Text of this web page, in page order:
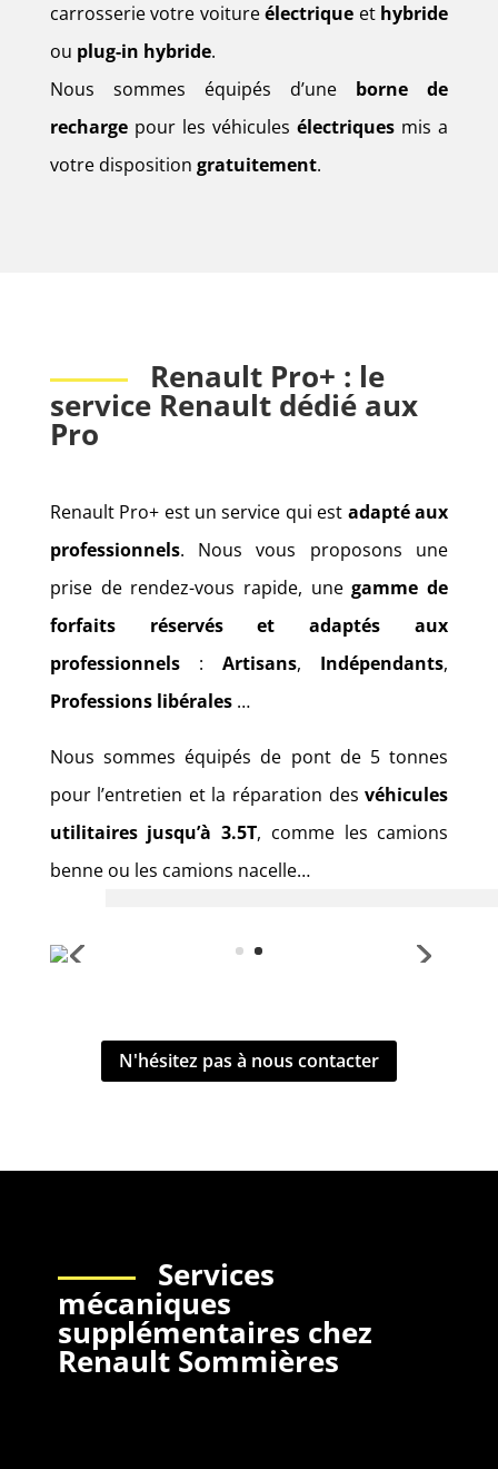
carrosserie votre voitureélectrique et hybride
ou plug-in hybride.
Nous sommes équipés d’une borne de
rechargepour les véhiculesélectriques mis a
votre disposition gratuitement.
Renault Pro+ : le
service Renault dédié aux
Pro
Renault Pro+ est un service qui est adapté aux
professionnels. Nous vous proposons une
prise de rendez-vous rapide, unegamme de
forfaits réservés et adaptés aux
professionnels:Artisans, Indépendants,
Professions libérales…
Nous sommes équipés de pont de 5 tonnes
pour l’entretien et la réparation desvéhicules
utilitaires jusqu’à 3.5T, comme les camions
benne ou les camions nacelle…
N'hésitez pas à nous contacter
Services
mécaniques
supplémentaires chez
Renault Sommières